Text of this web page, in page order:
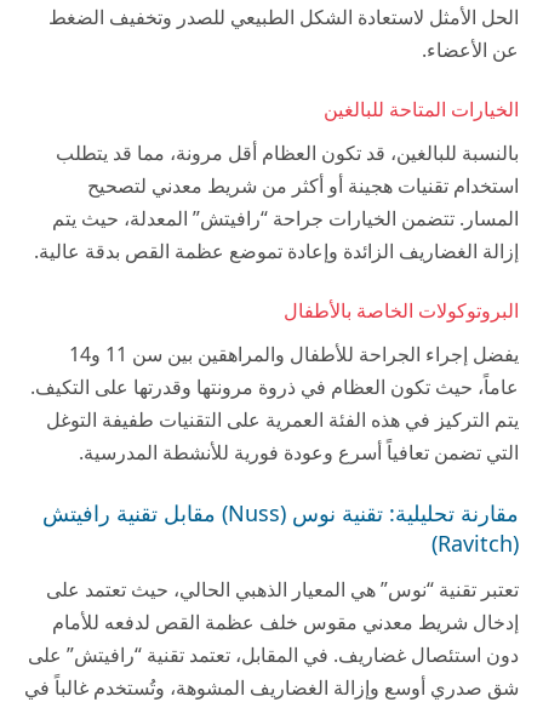
الحل الأمثل لاستعادة الشكل الطبيعي للصدر وتخفيف الضغط
عن الأعضاء.
الخيارات المتاحة للبالغين
بالنسبة للبالغين، قد تكون العظام أقل مرونة، مما قد يتطلب
استخدام تقنيات هجينة أو أكثر من شريط معدني لتصحيح
المسار. تتضمن الخيارات جراحة “رافيتش” المعدلة، حيث يتم
إزالة الغضاريف الزائدة وإعادة تموضع عظمة القص بدقة عالية.
البروتوكولات الخاصة بالأطفال
يفضل إجراء الجراحة للأطفال والمراهقين بين سن 11 و14
عاماً، حيث تكون العظام في ذروة مرونتها وقدرتها على التكيف.
يتم التركيز في هذه الفئة العمرية على التقنيات طفيفة التوغل
التي تضمن تعافياً أسرع وعودة فورية للأنشطة المدرسية.
مقارنة تحليلية: تقنية نوس (Nuss) مقابل تقنية رافيتش
(Ravitch)
تعتبر تقنية “نوس” هي المعيار الذهبي الحالي، حيث تعتمد على
إدخال شريط معدني مقوس خلف عظمة القص لدفعه للأمام
دون استئصال غضاريف. في المقابل، تعتمد تقنية “رافيتش” على
شق صدري أوسع وإزالة الغضاريف المشوهة، وتُستخدم غالباً في